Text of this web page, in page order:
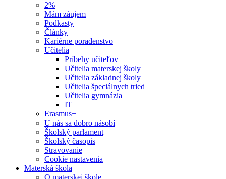
2%
Mám záujem
Podkasty
Články
Kariérne poradenstvo
Učitelia
Príbehy učiteľov
Učitelia materskej školy
Učitelia základnej školy
Učitelia špeciálnych tried
Učitelia gymnázia
IT
Erasmus+
U nás sa dobro násobí
Školský parlament
Školský časopis
Stravovanie
Cookie nastavenia
Materská škola
O materskej škole